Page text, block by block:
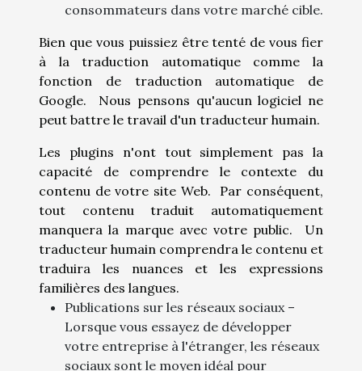
consommateurs dans votre marché cible.
Bien que vous puissiez être tenté de vous fier
à la traduction automatique comme la
fonction de traduction automatique de
Google. Nous pensons qu'aucun logiciel ne
peut battre le travail d'un traducteur humain.
Les plugins n'ont tout simplement pas la
capacité de comprendre le contexte du
contenu de votre site Web. Par conséquent,
tout contenu traduit automatiquement
manquera la marque avec votre public. Un
traducteur humain comprendra le contenu et
traduira les nuances et les expressions
familières des langues.
Publications sur les réseaux sociaux –
Lorsque vous essayez de développer
votre entreprise à l'étranger, les réseaux
sociaux sont le moyen idéal pour